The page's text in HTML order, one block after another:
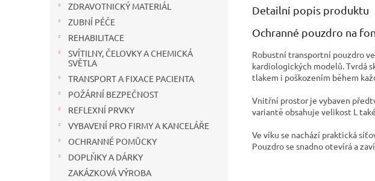
ZDRAVOTNICKÝ MATERIÁL
ZUBNÍ PÉČE
REHABILITACE
SVÍTILNY, ČELOVKY A CHEMICKÁ
SVĚTLA
TRANSPORT A FIXACE PACIENTA
POŽÁRNÍ BEZPEČNOST
REFLEXNÍ PRVKY
VYBAVENÍ PRO FIRMY A KANCELÁŘE
OCHRANNÉ POMŮCKY
DOPLŇKY A DÁRKY
ZAKÁZKOVÁ VÝROBA
Detailní popis produktu
Ochranné pouzdro na
Robustní transportní pouzdro
kardiologických modelů. Tvrdá
tlakem i poškozením během
Vnitřní prostor je vybaven
variantě obsahuje velikost L také
Ve víku se nachází praktická
Pouzdro se snadno otevírá a